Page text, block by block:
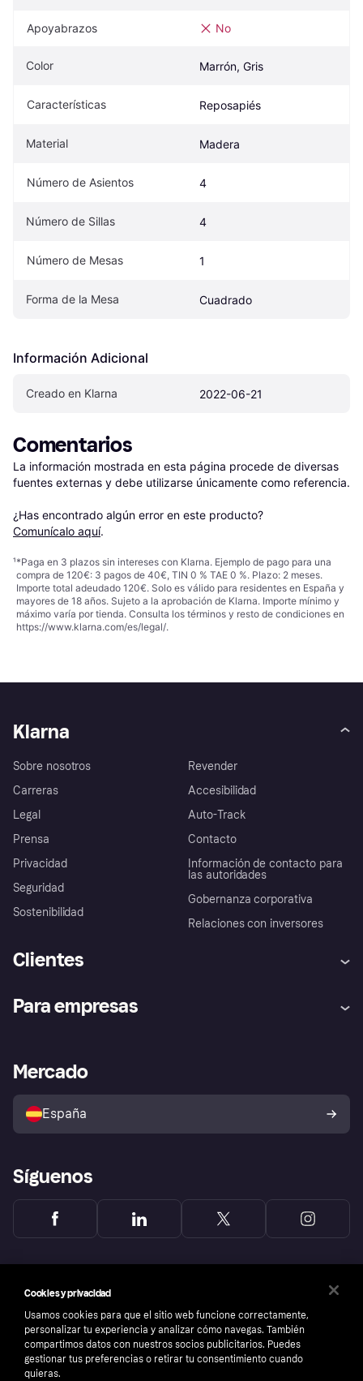
Apoyabrazos No
Color Marrón, Gris
Características Reposapiés
Material Madera
Número de Asientos 4
Número de Sillas 4
Número de Mesas 1
Forma de la Mesa Cuadrado
Información Adicional
Creado en Klarna 2022-06-21
Comentarios
La información mostrada en esta página procede de diversas
fuentes externas y debe utilizarse únicamente como referencia.
¿Has encontrado algún error en este producto?
Comunícalo aquí.
¹*Paga en 3 plazos sin intereses con Klarna. Ejemplo de pago para una
compra de 120€: 3 pagos de 40€, TIN 0 % TAE 0 %. Plazo: 2 meses.
Importe total adeudado 120€. Solo es válido para residentes en España y
mayores de 18 años. Sujeto a la aprobación de Klarna. Importe mínimo y
máximo varía por tienda. Consulta los términos y resto de condiciones en
https://www.klarna.com/es/legal/.
Klarna
Sobre nosotros
Carreras
Legal
Prensa
Privacidad
Seguridad
Sostenibilidad
Revender
Accesibilidad
Auto-Track
Contacto
Información de contacto para
las autoridades
Gobernanza corporativa
Relaciones con inversores
Clientes
Inicio de sesión
Directorio de tiendas
Política de protección al
comprador de Klarna
Reclamaciones
Para empresas
Acceso empresas
Mercado
España
Síguenos
Cookies y privacidad
Usamos cookies para que el sitio web funcione correctamente,
personalizar tu experiencia y analizar cómo navegas. También
compartimos datos con nuestros socios publicitarios. Puedes
gestionar tus preferencias o retirar tu consentimiento cuando
quieras.